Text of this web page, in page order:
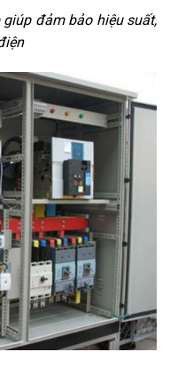
đảm bảo hiệu suất,